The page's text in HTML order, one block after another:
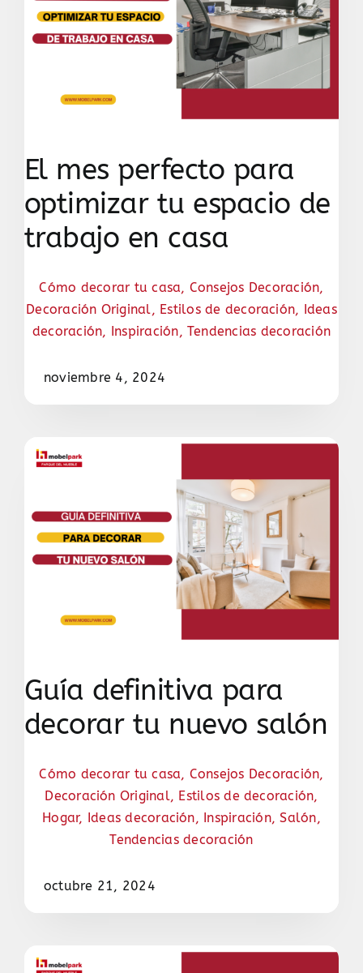
El mes perfecto para
optimizar tu espacio de
trabajo en casa
Cómo decorar tu casa, Consejos Decoración,
Decoración Original, Estilos de decoración, Ideas
decoración, Inspiración, Tendencias decoración
noviembre 4, 2024
Guía definitiva para
decorar tu nuevo salón
Cómo decorar tu casa, Consejos Decoración,
Decoración Original, Estilos de decoración,
Hogar, Ideas decoración, Inspiración,Salón,
Tendencias decoración
octubre 21, 2024